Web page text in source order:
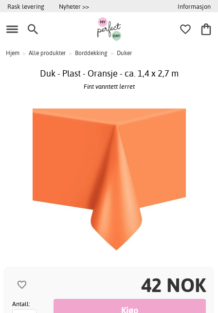
Rask levering Nyheter >> Informasjon
Hjem > Alle produkter > Borddekking > Duker
Duk - Plast - Oransje - ca. 1,4 x 2,7 m
Fint vanntett lerret
42 NOK
Antall: